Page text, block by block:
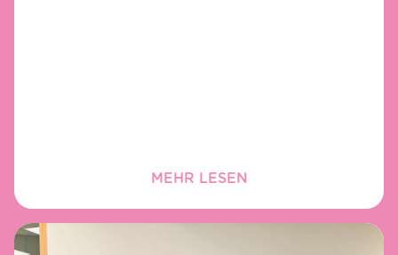
MEHR LESEN